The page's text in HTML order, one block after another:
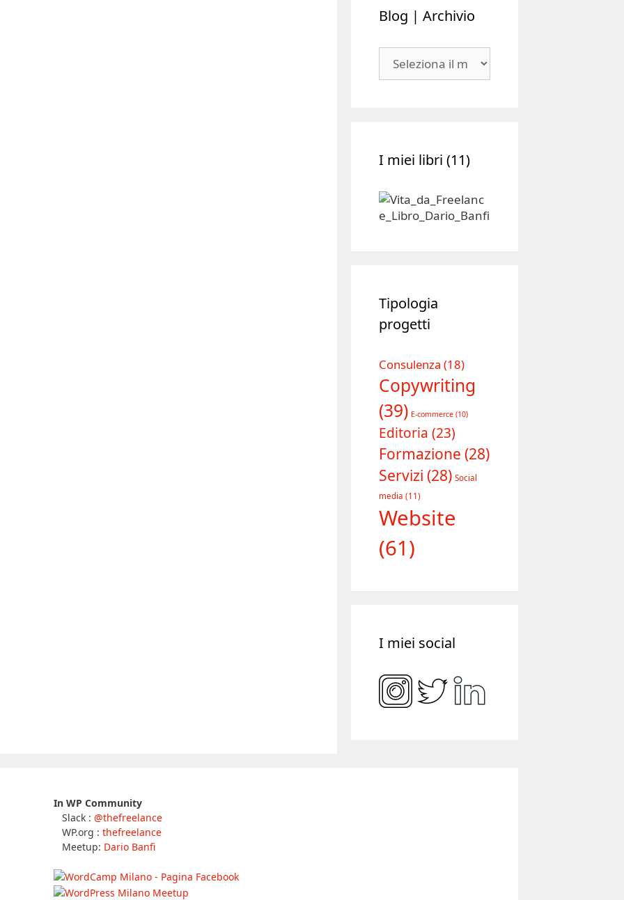
Blog | Archivio
I miei libri (11)
Tipologia
progetti
Consulenza (18)
Copywriting
(39) E-commerce (10)
Editoria (23)
Formazione (28)
Servizi (28) Social
media (11)
Website
(61)
I miei social
In WP Community
Slack :@thefreelance
WP.org :thefreelance
Meetup: Dario Banfi